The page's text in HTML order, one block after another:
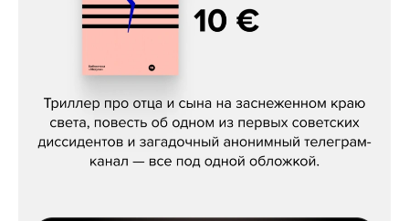
Даниил Туровский, «Разрыв»